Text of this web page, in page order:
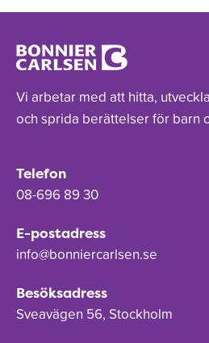
Vi arbetar med att hitta,
och sprida berättelser för barn
Telefon
08-696 89 30
E-postadress
info@bonniercarlsen.se
Besöksadress
Sveavägen 56, Stockholm